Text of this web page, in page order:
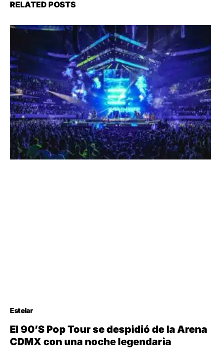
RELATED POSTS
Estelar
El 90’S Pop Tour se despidió de la Arena
CDMX con una noche legendaria